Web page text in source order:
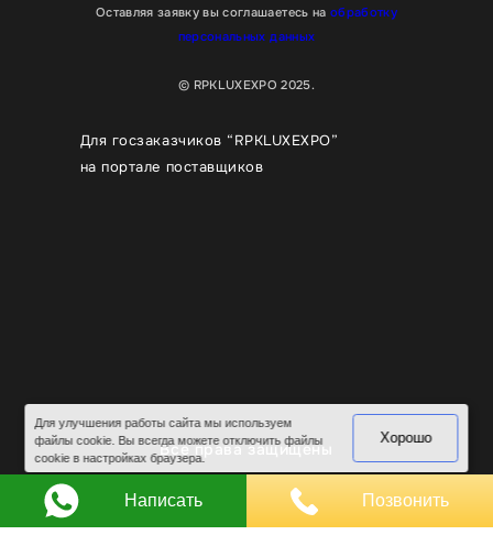
Оставляя заявку вы соглашаетесь на обработку
персональных данных
© RPKLUXEXPO 2025.
Для госзаказчиков “RPKLUXEXPO”
на портале поставщиков
Все права защищены
Разработка и продвижение
Для улучшения работы сайта мы используем
файлы cookie. Вы всегда можете отключить файлы
cookie в настройках браузера.
Хорошо
Написать Позвонить